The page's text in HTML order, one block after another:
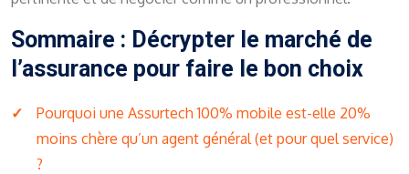
Sommaire : Décrypter le marché de
l’assurance pour faire le bon choix
Pourquoi une Assurtech 100% mobile est-elle 20%
moins chère qu’un agent général (et pour quel service)
?